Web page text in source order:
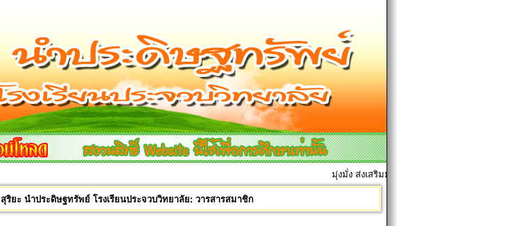
มุ่งมั่ง ส่งเสริมมการเรียนการสอน เพื่อศิษย์ทุกคน
สุริยะ นำประดิษฐทรัพย์ โรงเรียนประจวบวิทยาลัย: วารสารสมาชิก